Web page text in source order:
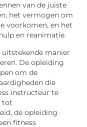
van de juiste
het vermogen om
voorkomen, en het
en reanimatie.
uitstekende manier
De opleiding
om de
die
instructeur te
tot
de opleiding
fitness